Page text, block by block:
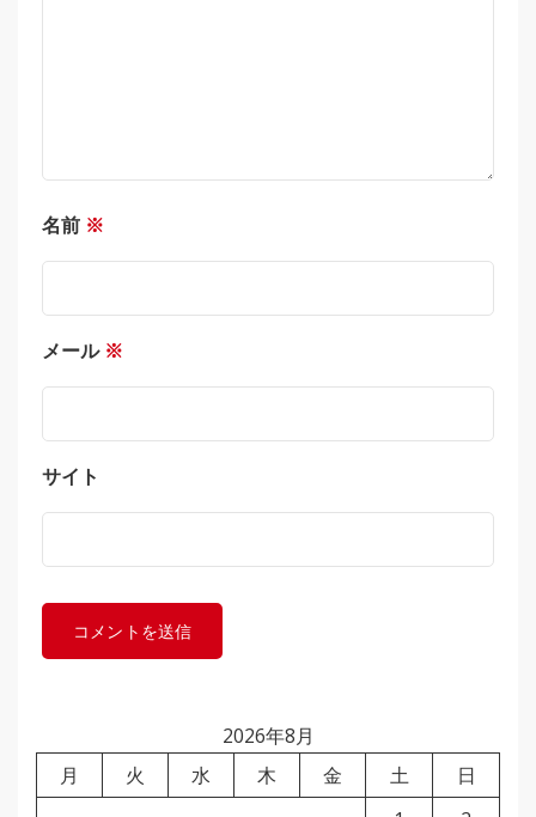
名前 ※
メール ※
サイト
2026年8月
月
火 水 木 金 土
日